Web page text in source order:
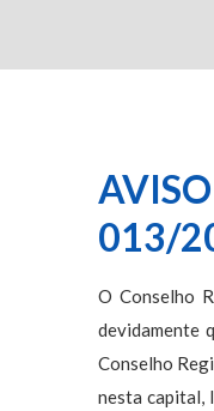
013/
O Conselho
devidamente
Conselho
nesta capital,